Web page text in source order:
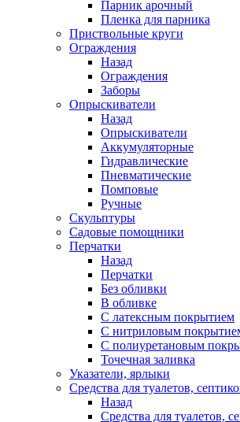
Парник арочный
Пленка для парника
Приствольные круги
Ограждения
Назад
Ограждения
Заборы
Опрыскиватели
Назад
Опрыскиватели
Аккумуляторные
Гидравлические
Пневматические
Помповые
Ручные
Скульптуры
Садовые помощники
Перчатки
Назад
Перчатки
Без обливки
В обливке
С латексным покрытием
С нитриловым
С полиуретановым
Точечная заливка
Указатели, ярлыки
Средства для туалетов,
Назад
Средства для туалетов,